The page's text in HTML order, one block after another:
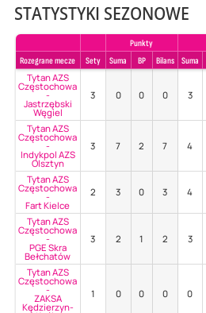
STATYSTYKI SEZONOWE
Punkty
Rozegrane mecze
Sety Suma BP Bilans Suma
Tytan AZS
Częstochowa
-
Jastrzębski
Węgiel
3 0 0 0 3
Tytan AZS
Częstochowa
-
Indykpol AZS
Olsztyn
3 7 2 7 4
Tytan AZS
Częstochowa
-
Fart Kielce
2 3 0 3 4
Tytan AZS
Częstochowa
-
PGE Skra
Bełchatów
3 2 1 2 3
Tytan AZS
Częstochowa
-
ZAKSA
Kędzierzyn-
1 0 0 0 0